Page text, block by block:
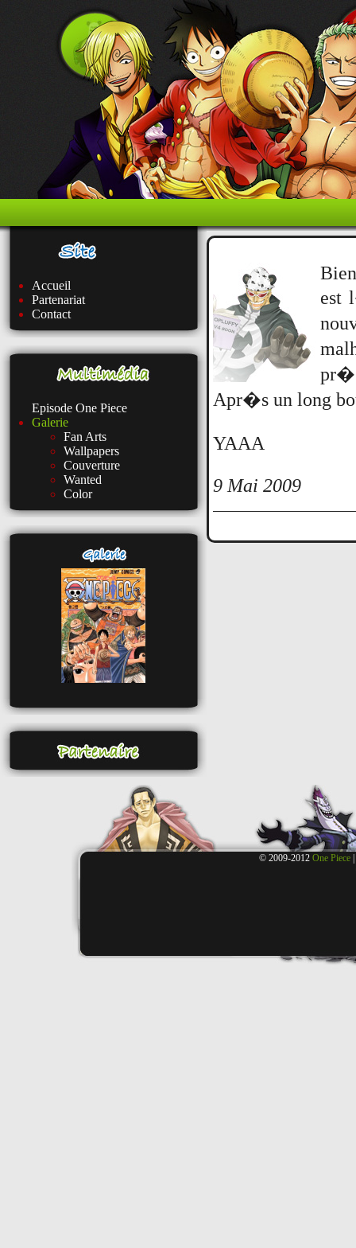
Accueil
Partenariat
Contact
Episode One Piece
Galerie
Fan Arts
Wallpapers
Couverture
Wanted
Color
est
Apr�s un long
YAAA
9 Mai 2009
© 2009-2012 One Piece|